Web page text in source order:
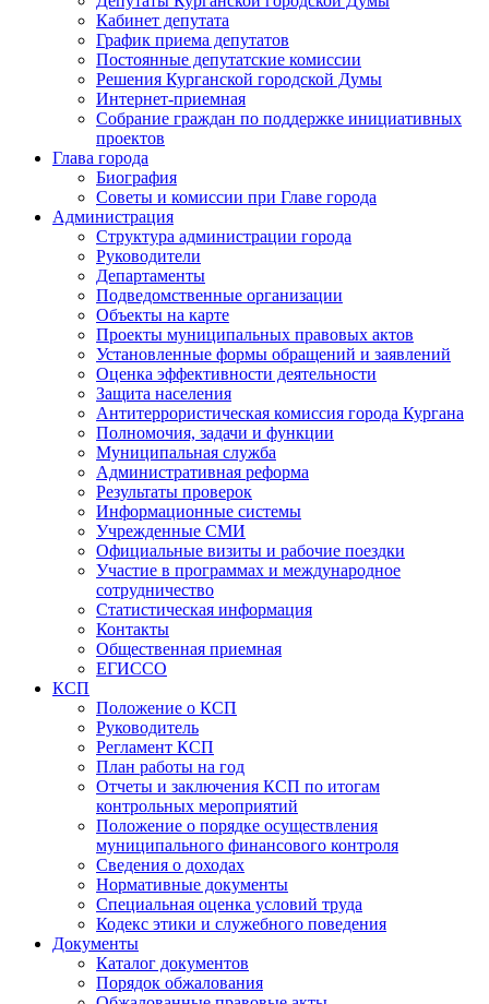
Кабинет депутата
График приема депутатов
Постоянные депутатские комиссии
Решения Курганской городской Думы
Интернет-приемная
Собрание граждан по поддержке инициативных
проектов
Глава города
Биография
Советы и комиссии при Главе города
Администрация
Структура администрации города
Руководители
Департаменты
Подведомственные организации
Объекты на карте
Проекты муниципальных правовых актов
Установленные формы обращений и заявлений
Оценка эффективности деятельности
Защита населения
Антитеррористическая комиссия города Кургана
Полномочия, задачи и функции
Муниципальная служба
Административная реформа
Результаты проверок
Информационные системы
Учрежденные СМИ
Официальные визиты и рабочие поездки
Участие в программах и международное
сотрудничество
Статистическая информация
Контакты
Общественная приемная
ЕГИССО
КСП
Положение о КСП
Руководитель
Регламент КСП
План работы на год
Отчеты и заключения КСП по итогам
контрольных мероприятий
Положение о порядке осуществления
муниципального финансового контроля
Сведения о доходах
Нормативные документы
Специальная оценка условий труда
Кодекс этики и служебного поведения
Документы
Каталог документов
Порядок обжалования